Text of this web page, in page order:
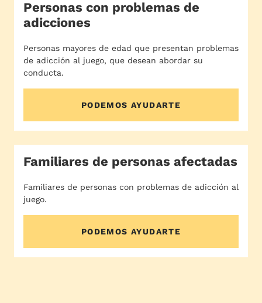
Personas con problemas de
adicciones
Personas mayores de edad que presentan problemas
de adicción al juego, que desean abordar su
conducta.
PODEMOS AYUDARTE
Familiares de personas afectadas
Familiares de personas con problemas de adicción al
juego.
PODEMOS AYUDARTE